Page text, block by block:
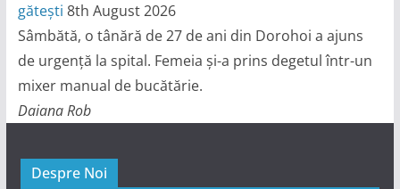
gătești 8th August 2026
Sâmbătă, o tânără de 27 de ani din Dorohoi a ajuns
de urgență la spital. Femeia și-a prins degetul într-un
mixer manual de bucătărie.
Daiana Rob
Despre Noi